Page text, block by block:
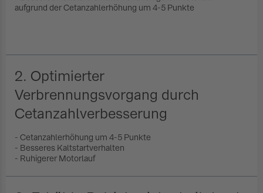
aufgrund der Cetanzahlerhöhung um 4-5 Punkte
2. Optimierter
Verbrennungsvorgang durch
Cetanzahlverbesserung
- Cetanzahlerhöhung um 4-5 Punkte
- Besseres Kaltstartverhalten
- Ruhigerer Motorlauf